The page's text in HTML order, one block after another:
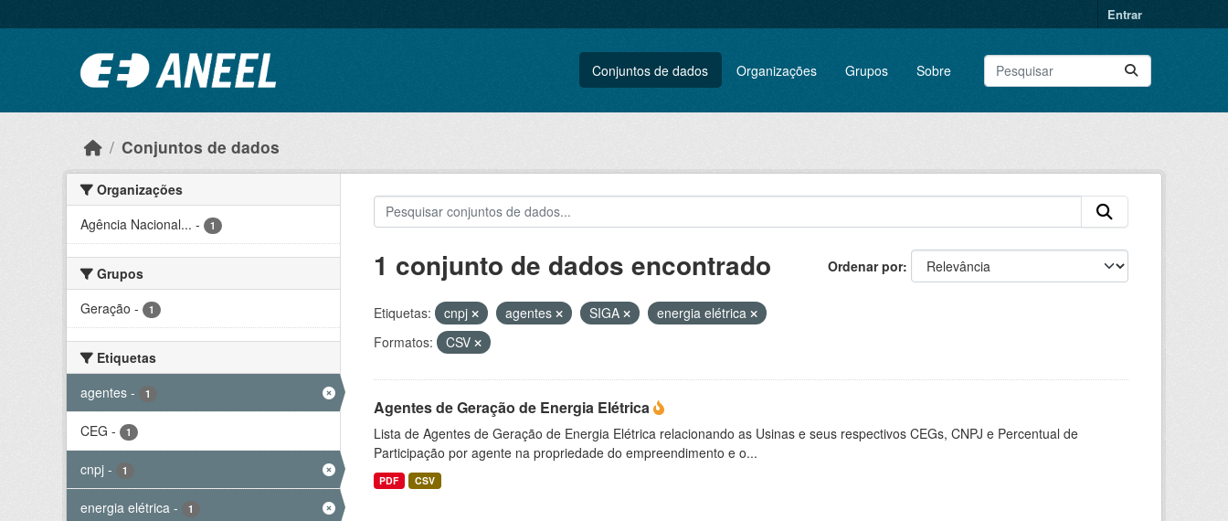
Entrar
Conjuntos de dados Organizações Grupos Sobre
Conjuntos de dados
Organizações
Agência Nacional... - 1
Grupos
Geração - 1
Etiquetas
agentes - 1
CEG - 1
cnpj - 1
energia elétrica - 1
Ordenar por
1 conjunto de dados encontrado
Etiquetas: cnpj agentes SIGA
energia elétrica
Formatos:
CSV
Agentes de Geração de Energia Elétrica
Lista de Agentes de Geração de Energia Elétrica relacionando as Usinas e seus respectivos CEGs, CNPJ e Percentual de
Participação por agente na propriedade do empreendimento e o...
PDF CSV